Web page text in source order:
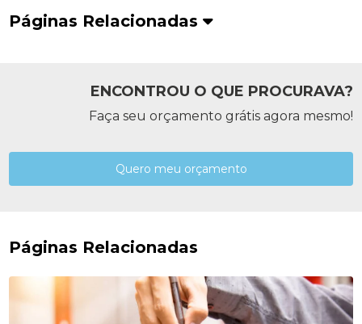
Páginas Relacionadas
ENCONTROU O QUE PROCURAVA?
Faça seu orçamento grátis agora mesmo!
Quero meu orçamento
Páginas Relacionadas